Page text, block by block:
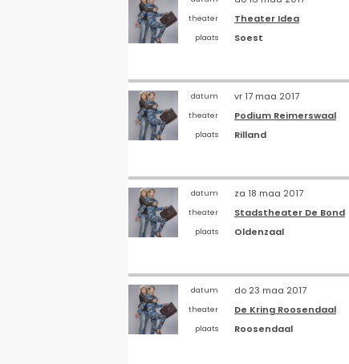
theater Theater Idea
plaats
Soest
datum vr 17 maa 2017
theater Podium Reimerswaal
plaats
Rilland
datum za 18 maa 2017
theater Stadstheater De Bond
plaats
Oldenzaal
datum do 23 maa 2017
theater De Kring Roosendaal
plaats
Roosendaal